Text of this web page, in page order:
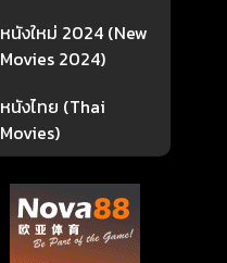
หนังใหม่ 2024 (New
Movies 2024)
หนังไทย (Thai
Movies)